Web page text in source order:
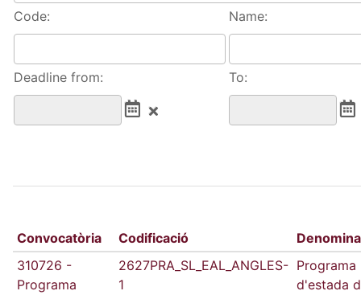
Code: Name:
Deadline from: To:
Convocatòria Codificació
310726 -
Programa
2627PRA_SL_EAL_ANGLES-
1
Programa
d'estada